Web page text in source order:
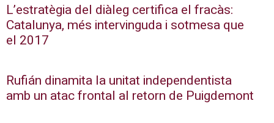
L’estratègia del diàleg certifica el fracàs:
Catalunya, més intervinguda i sotmesa que
el 2017
Rufián dinamita la unitat independentista
amb un atac frontal al retorn de Puigdemont